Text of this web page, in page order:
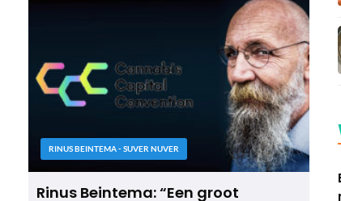
RINUS BEINTEMA - SUVER NUVER
Rinus Beintema: “Een groot